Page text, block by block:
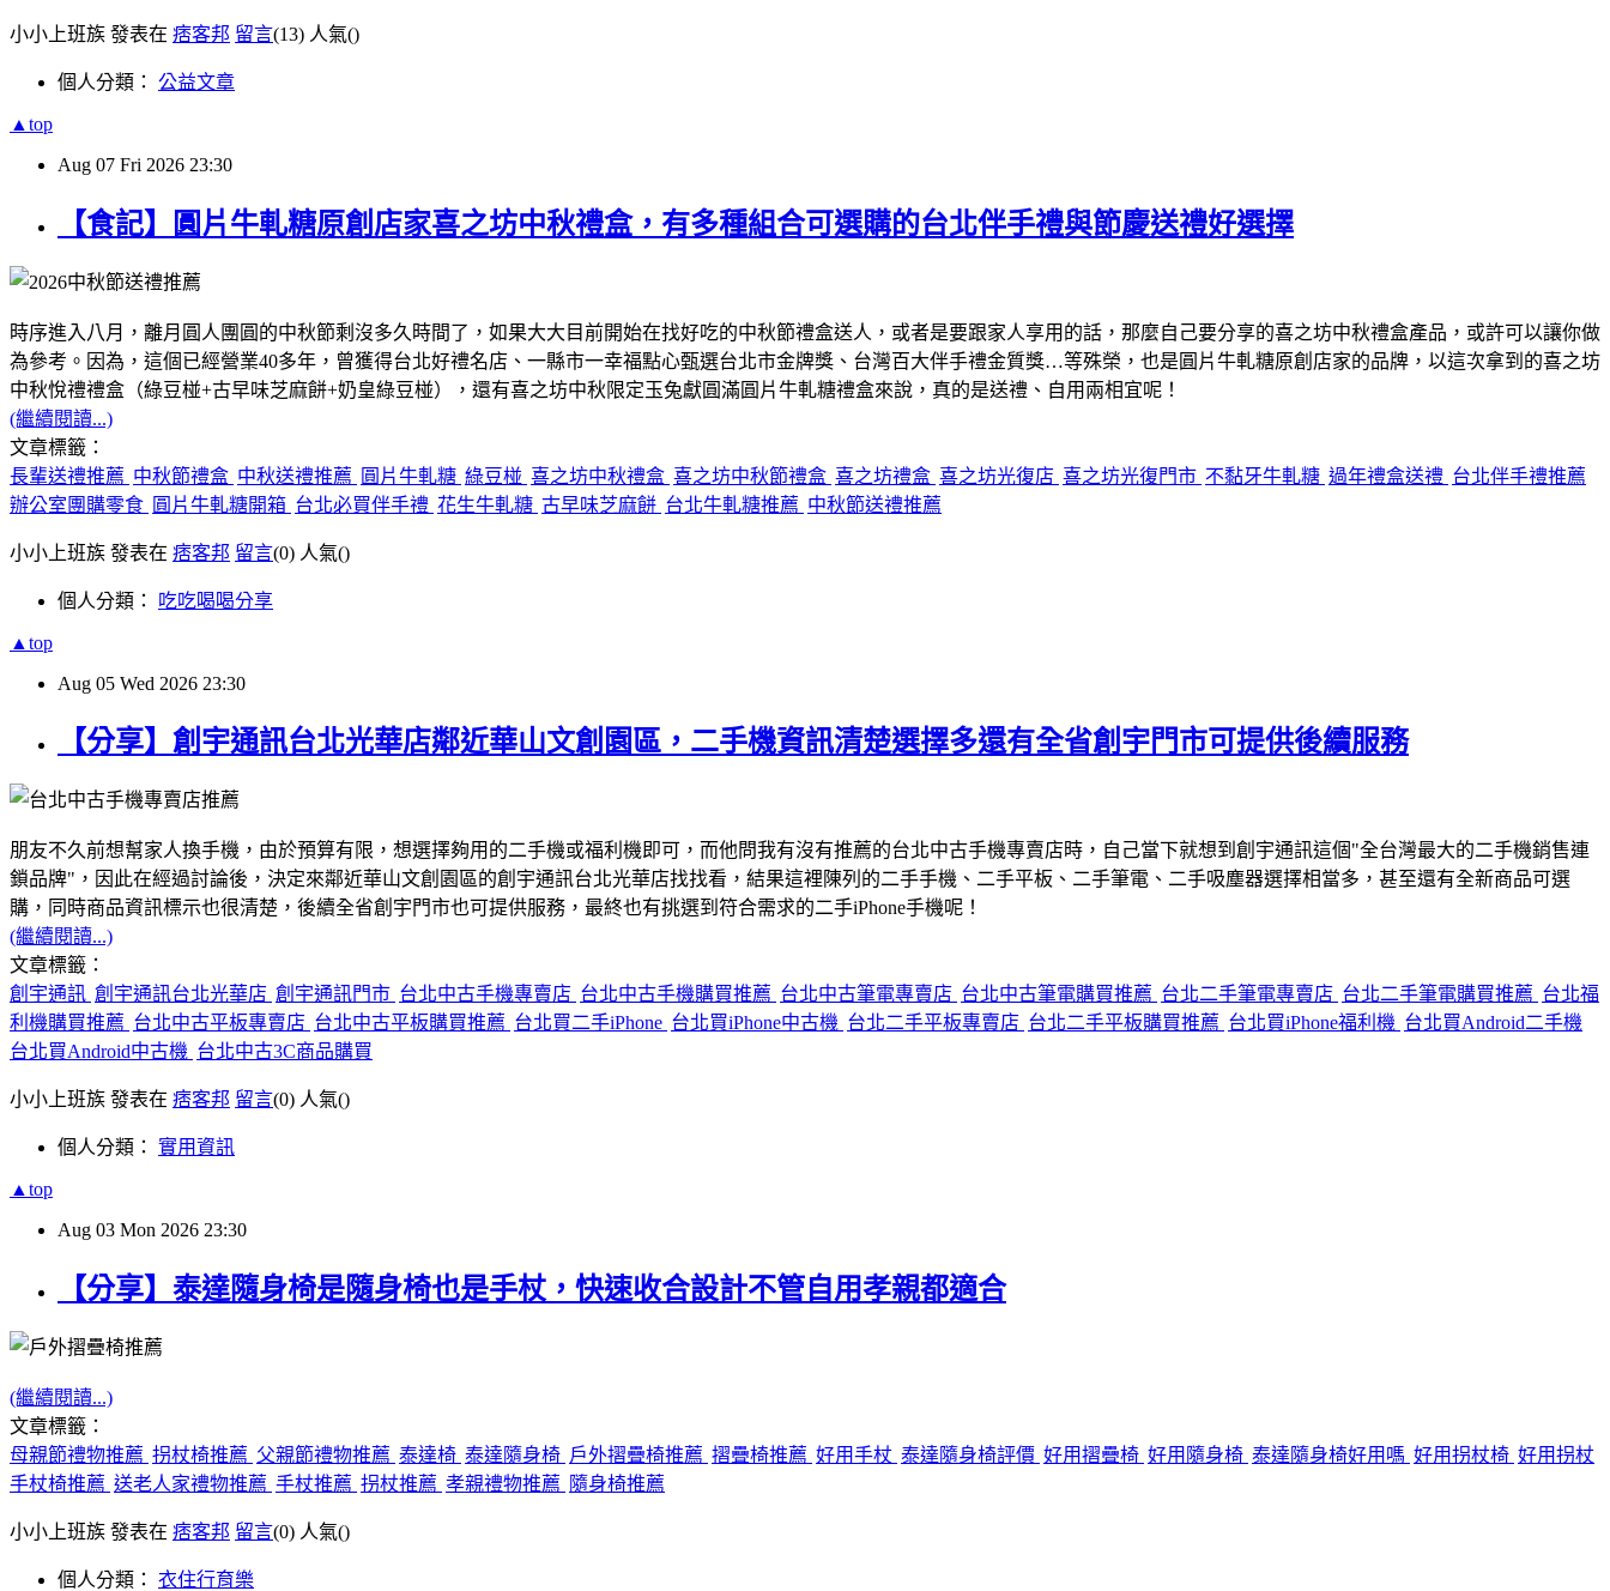
小小上班族 發表在 痞客邦 留言(13) 人氣()
個人分類： 公益文章
▲top
Aug 07 Fri 2026 23:30
【食記】圓片牛軋糖原創店家喜之坊中秋禮盒，有多種組合可選購的台北伴手禮與節慶送禮好選擇
時序進入八月，離月圓人團圓的中秋節剩沒多久時間了，如果大大目前開始在找好吃的中秋節禮盒送人，或者是要跟家人享用的話，那麼自己要分享的喜之坊中秋禮盒產品，或許可以讓你做
為參考。因為，這個已經營業40多年，曾獲得台北好禮名店、一縣市一幸福點心甄選台北市金牌獎、台灣百大伴手禮金質獎…等殊榮，也是圓片牛軋糖原創店家的品牌，以這次拿到的喜之坊
中秋悅禮禮盒（綠豆椪+古早味芝麻餅+奶皇綠豆椪），還有喜之坊中秋限定玉兔獻圓滿圓片牛軋糖禮盒來說，真的是送禮、自用兩相宜呢！
(繼續閱讀...)
文章標籤：
長輩送禮推薦 中秋節禮盒 中秋送禮推薦 圓片牛軋糖 綠豆椪 喜之坊中秋禮盒 喜之坊中秋節禮盒 喜之坊禮盒 喜之坊光復店 喜之坊光復門市 不黏牙牛軋糖 過年禮盒送禮 台北伴手禮推薦
辦公室團購零食 圓片牛軋糖開箱 台北必買伴手禮 花生牛軋糖 古早味芝麻餅 台北牛軋糖推薦 中秋節送禮推薦
小小上班族 發表在 痞客邦 留言(0) 人氣()
個人分類： 吃吃喝喝分享
▲top
Aug 05 Wed 2026 23:30
【分享】創宇通訊台北光華店鄰近華山文創園區，二手機資訊清楚選擇多還有全省創宇門市可提供後續服務
朋友不久前想幫家人換手機，由於預算有限，想選擇夠用的二手機或福利機即可，而他問我有沒有推薦的台北中古手機專賣店時，自己當下就想到創宇通訊這個"全台灣最大的二手機銷售連
鎖品牌"，因此在經過討論後，決定來鄰近華山文創園區的創宇通訊台北光華店找找看，結果這裡陳列的二手手機、二手平板、二手筆電、二手吸塵器選擇相當多，甚至還有全新商品可選
購，同時商品資訊標示也很清楚，後續全省創宇門市也可提供服務，最終也有挑選到符合需求的二手iPhone手機呢！
(繼續閱讀...)
文章標籤：
創宇通訊 創宇通訊台北光華店 創宇通訊門市 台北中古手機專賣店 台北中古手機購買推薦 台北中古筆電專賣店 台北中古筆電購買推薦 台北二手筆電專賣店 台北二手筆電購買推薦 台北福
利機購買推薦 台北中古平板專賣店 台北中古平板購買推薦 台北買二手iPhone 台北買iPhone中古機 台北二手平板專賣店 台北二手平板購買推薦 台北買iPhone福利機 台北買Android二手機
台北買Android中古機 台北中古3C商品購買
小小上班族 發表在 痞客邦 留言(0) 人氣()
個人分類： 實用資訊
▲top
Aug 03 Mon 2026 23:30
【分享】泰達隨身椅是隨身椅也是手杖，快速收合設計不管自用孝親都適合
(繼續閱讀...)
文章標籤：
母親節禮物推薦 拐杖椅推薦 父親節禮物推薦 泰達椅 泰達隨身椅 戶外摺疊椅推薦 摺疊椅推薦 好用手杖 泰達隨身椅評價 好用摺疊椅 好用隨身椅 泰達隨身椅好用嗎 好用拐杖椅 好用拐杖
手杖椅推薦 送老人家禮物推薦 手杖推薦 拐杖推薦 孝親禮物推薦 隨身椅推薦
小小上班族 發表在 痞客邦 留言(0) 人氣()
個人分類： 衣住行育樂